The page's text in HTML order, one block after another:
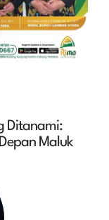
Ditanami:
Maluk